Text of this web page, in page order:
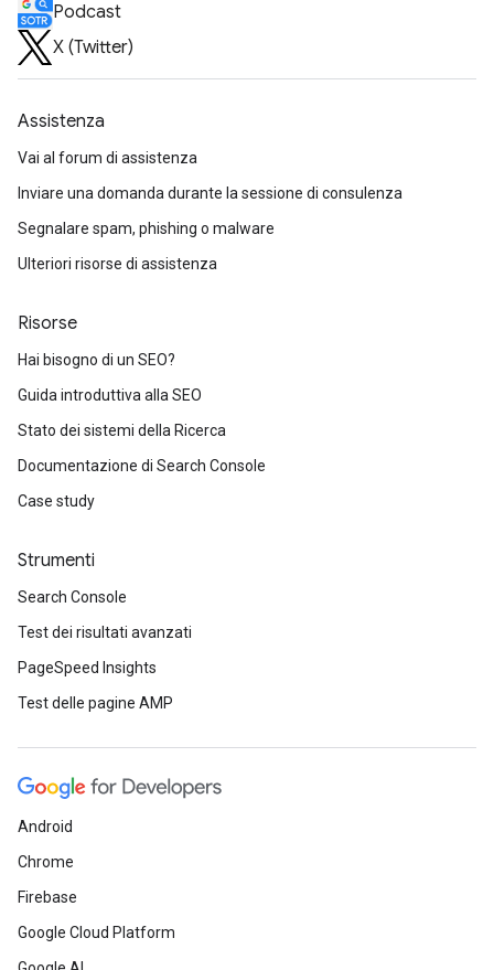
Podcast
X (Twitter)
Assistenza
Vai al forum di assistenza
Inviare una domanda durante la sessione di consulenza
Segnalare spam, phishing o malware
Ulteriori risorse di assistenza
Risorse
Hai bisogno di un SEO?
Guida introduttiva alla SEO
Stato dei sistemi della Ricerca
Documentazione di Search Console
Case study
Strumenti
Search Console
Test dei risultati avanzati
PageSpeed Insights
Test delle pagine AMP
Android
Chrome
Firebase
Google Cloud Platform